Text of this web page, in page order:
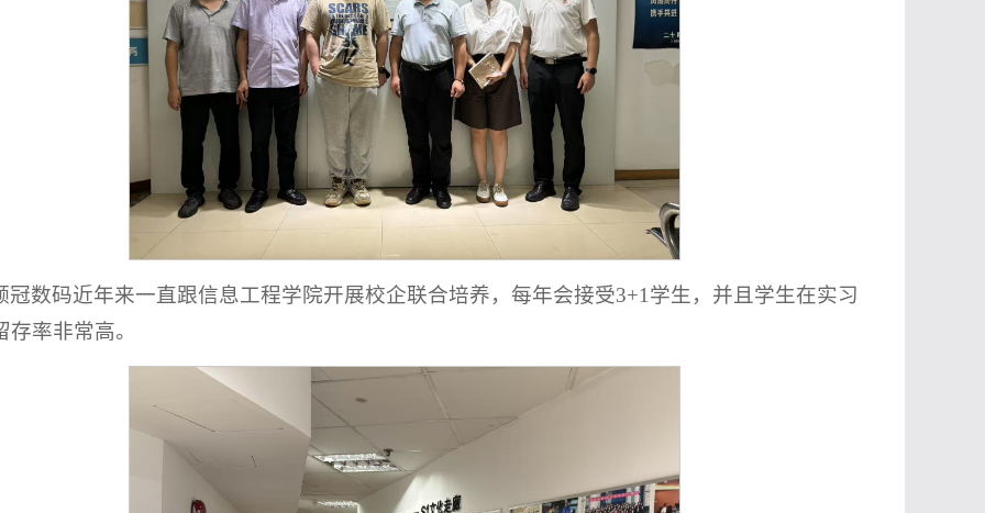
冠数码近年来一直跟信息工程学院开展校企联合培养，每年会接受3+1学生，并且学生在实习
存率非常高。